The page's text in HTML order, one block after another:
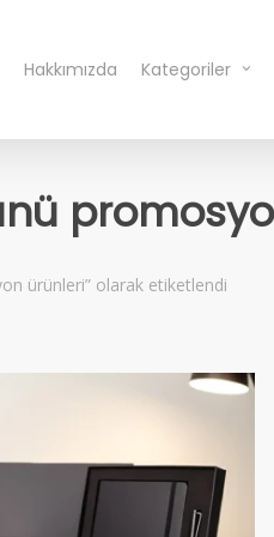
Hakkımızda Kategoriler
ürünleri” olarak etiketlendi